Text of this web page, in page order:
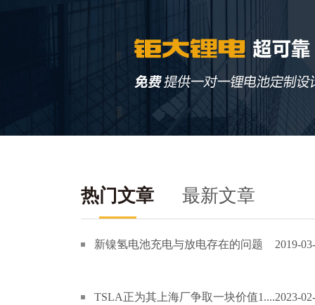
热门文章 最新文章
新镍氢电池充电与放电存在的问题 2019-
TSLA正为其上海厂争取一块价值1....2023-